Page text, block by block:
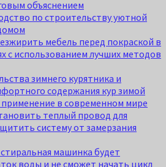
объяснением
по строительству уютной
мебель перед покраской в
с использованием лучших методов
зимнего курятника и
содержания кур зимой
в современном мире
теплый провод для
систему от замерзания
машинка будет
воды и не сможет начать цикл